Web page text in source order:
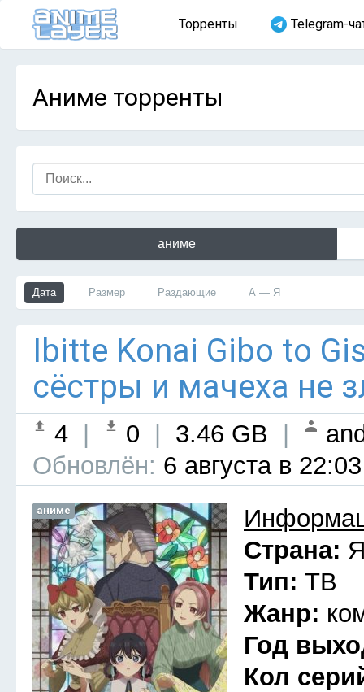
Торренты Telegram-
Аниме торренты
аниме
Дата Размер Раздающие А — Я
Ibitte Konai Gibo to
сёстры и мачеха не
4 0 3.46 GB
Обновлён: 6 августа в 22:03
аниме
Страна:
Тип: ТВ
Жанр:
Год
Кол